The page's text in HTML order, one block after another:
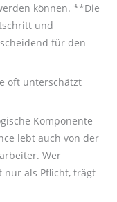
können. **Die
und
für den
oft unterschätzt
Komponente
lebt auch von der
Wer
nur als Pflicht, trägt